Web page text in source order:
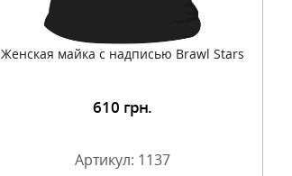
Женская майка с надписью Brawl Stars
610 грн.
Артикул: 1137